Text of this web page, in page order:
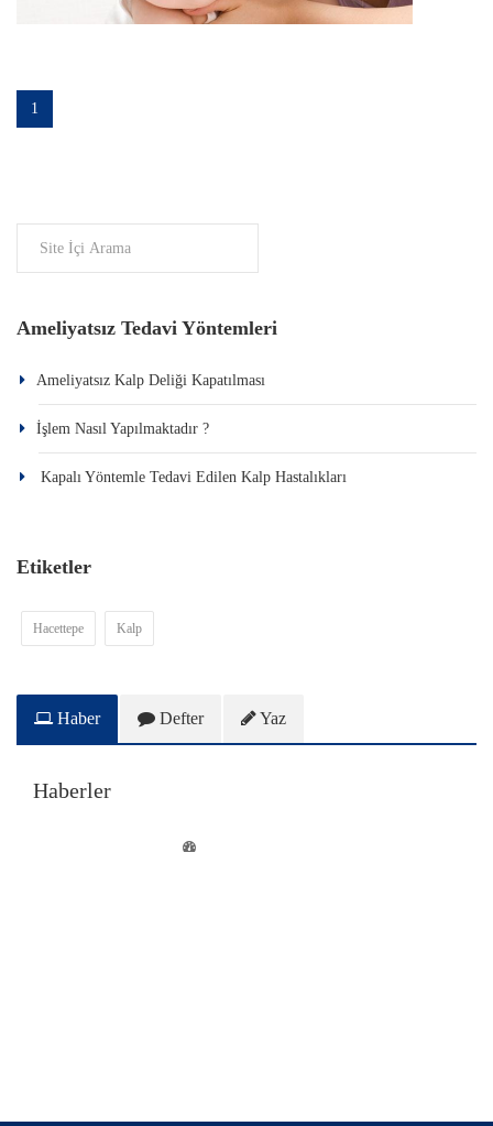
1
Ameliyatsız Tedavi Yöntemleri
Ameliyatsız Kalp Deliği Kapatılması
İşlem Nasıl Yapılmaktadır ?
Kapalı Yöntemle Tedavi Edilen Kalp Hastalıkları
Etiketler
Hacettepe Kalp
Haber Defter Yaz
Haberler